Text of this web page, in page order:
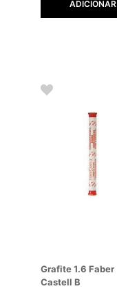
ADICIONAR
Grafite 1.6 Faber
Castell B